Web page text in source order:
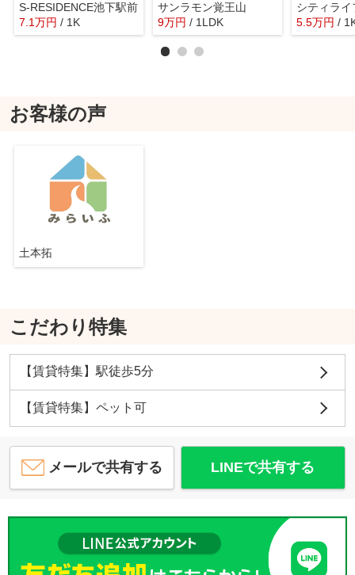
S-RESIDENCE池下駅前
7.1万円 / 1K
サンラモン覚王山
9万円 / 1LDK
シティライ
5.5万円 /
お客様の声
土本拓
こだわり特集
【賃貸特集】駅徒歩5分
【賃貸特集】ペット可
メールで共有する LINEで共有する